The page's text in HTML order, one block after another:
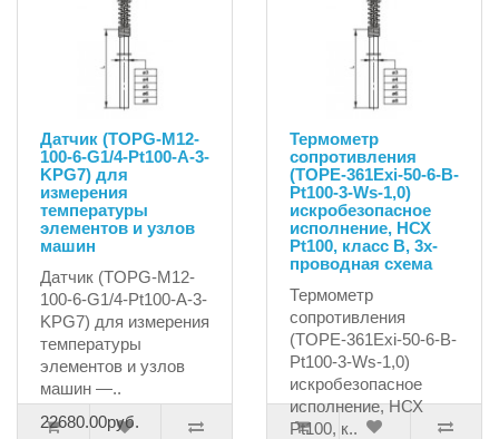
Датчик (TOPG-M12-
100-6-G1/4-Pt100-A-3-
KPG7) для
измерения
температуры
элементов и узлов
машин
Датчик (TOPG-M12-
100-6-G1/4-Pt100-A-3-
KPG7) для измерения
температуры
элементов и узлов
машин —..
22680.00руб.
Термометр
сопротивления
(TOPE-361Exi-50-6-B-
Pt100-3-Ws-1,0)
искробезопасное
исполнение, НСХ
Pt100, класс В, 3х-
проводная схема
Термометр
сопротивления
(TOPE-361Exi-50-6-B-
Pt100-3-Ws-1,0)
искробезопасное
исполнение, НСХ
Pt100, к..